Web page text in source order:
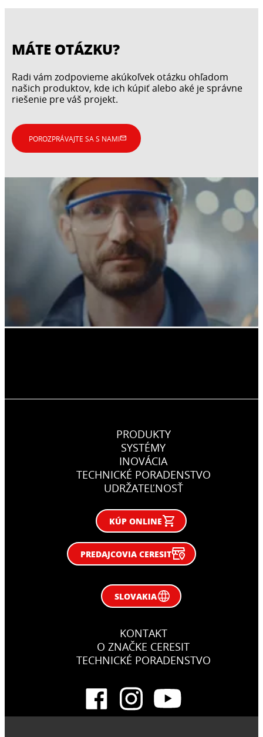
MÁTE OTÁZKU?
Radi vám zodpovieme akúkoľvek otázku ohľadom
našich produktov, kde ich kúpiť alebo aké je správne
riešenie pre váš projekt.
POROZPRÁVAJTE SA S NAMI
PRODUKTY
SYSTÉMY
INOVÁCIA
TECHNICKÉ PORADENSTVO
UDRŽATEĽNOSŤ
KÚP ONLINE
PREDAJCOVIA CERESIT
SLOVAKIA
KONTAKT
O ZNAČKE CERESIT
TECHNICKÉ PORADENSTVO